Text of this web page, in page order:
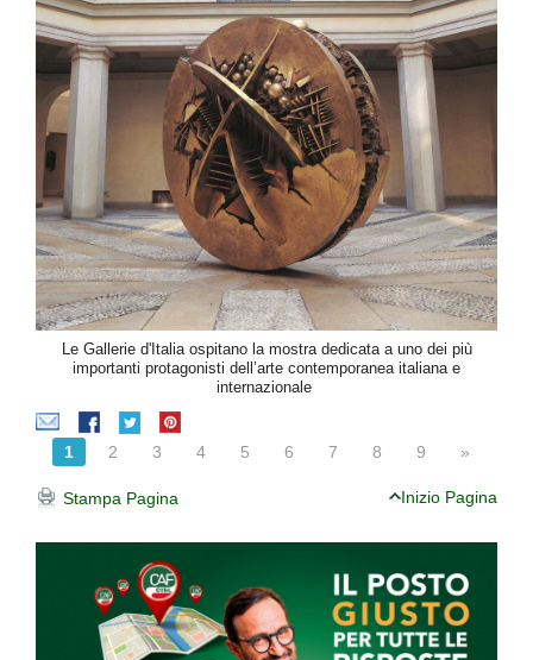
Le Gallerie d'Italia ospitano la mostra dedicata a uno dei più
importanti protagonisti dell’arte contemporanea italiana e
internazionale
1 2 3 4 5 6 7 8 9 »
Stampa Pagina Inizio Pagina